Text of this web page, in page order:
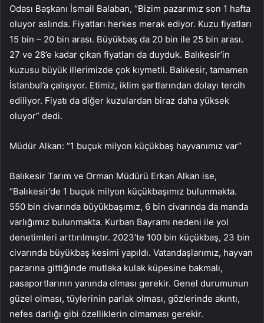
Odası Başkanı İsmail Balaban, “Bizim pazarımız son 1 hafta
oluyor aslında. Fiyatları herkes merak ediyor. Kuzu fiyatları
15 bin – 20 bin arası. Büyükbaş da 20 bin ile 25 bin arası.
27 ve 28’e kadar çıkan fiyatları da duyduk. Balıkesir’in
kuzusu büyük illerimizde çok kıymetli. Balıkesir, tamamen
İstanbul’a çalışıyor. Etimiz, iklim şartlarından dolayı tercih
ediliyor. Fiyatı da diğer kuzulardan biraz daha yüksek
oluyor” dedi.
Müdür Alkan: “1 buçuk milyon küçükbaş hayvanımız var”
Balıkesir Tarım ve Orman Müdürü Erkan Alkan ise,
“Balıkesir’de 1 buçuk milyon küçükbaşımız bulunmakta.
550 bin civarında büyükbaşımız, 6 bin civarında da manda
varlığımız bulunmakta. Kurban Bayramı nedeni ile yol
denetimleri arttırılmıştır. 2023’te 100 bin küçükbaş, 23 bin
civarında büyükbaş kesimi yapıldı. Vatandaşlarımız, hayvan
pazarına gittiğinde mutlaka kulak küpesine bakmalı,
pasaportlarının yanında olması gerekir. Genel durumunun
güzel olması, tüylerinin parlak olması, gözlerinde akıntı,
nefes darlığı gibi özelliklerin olmaması gerekir.